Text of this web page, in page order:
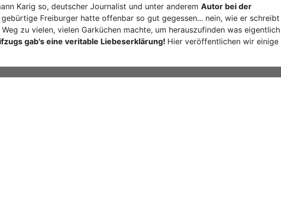
Karig so, deutscher Journalist und unter anderem Autor bei der
Freiburger hatte offenbar so gut gegessen... nein, wie er schreibt
zu vielen, vielen Garküchen machte, um herauszufinden was eigentlich
gab's eine veritable Liebeserklärung! Hier veröffentlichen wir einige